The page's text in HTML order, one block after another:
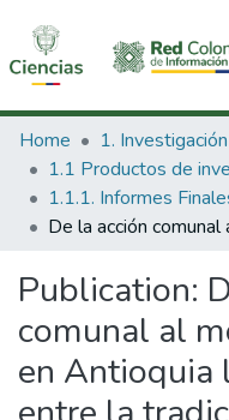
Communities &
All of DSpace
Statistics
Home
Publication:
comunal al
en Antioquia